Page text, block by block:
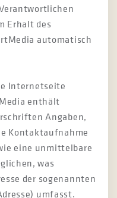
Erhalt des
automatisch
Internetseite
enthält
Angaben,
Kontaktaufnahme
eine unmittelbare
was
der sogenannten
umfasst.